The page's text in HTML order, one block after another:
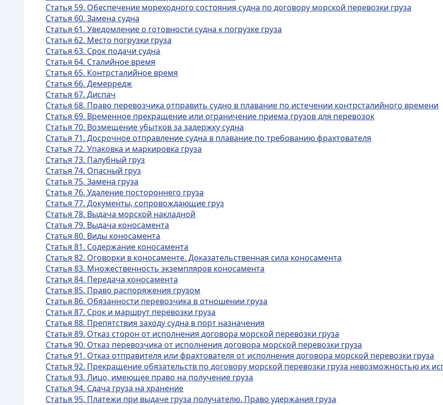
Статья 59. Обеспечение мореходного состояния судна по договору морской перевозки груза
Статья 60. Замена судна
Статья 61. Уведомление о готовности судна к погрузке груза
Статья 62. Место погрузки груза
Статья 63. Срок подачи судна
Статья 64. Сталийное время
Статья 65. Контрсталийное время
Статья 66. Демерредж
Статья 67. Диспач
Статья 68. Право перевозчика отправить судно в плавание по истечении контрсталийного времени
Статья 69. Временное прекращение или ограничение приема грузов для перевозок
Статья 70. Возмещение убытков за задержку судна
Статья 71. Досрочное отправление судна в плавание по требованию фрахтователя
Статья 72. Упаковка и маркировка груза
Статья 73. Палубный груз
Статья 74. Опасный груз
Статья 75. Замена груза
Статья 76. Удаление постороннего груза
Статья 77. Документы, сопровождающие груз
Статья 78. Выдача морской накладной
Статья 79. Выдача коносамента
Статья 80. Виды коносамента
Статья 81. Содержание коносамента
Статья 82. Оговорки в коносаменте. Доказательственная сила коносамента
Статья 83. Множественность экземпляров коносамента
Статья 84. Передача коносамента
Статья 85. Право распоряжения грузом
Статья 86. Обязанности перевозчика в отношении груза
Статья 87. Срок и маршрут перевозки груза
Статья 88. Препятствия заходу судна в порт назначения
Статья 89. Отказ сторон от исполнения договора морской перевозки груза
Статья 90. Отказ перевозчика от исполнения договора морской перевозки груза
Статья 91. Отказ отправителя или фрахтователя от исполнения договора морской перевозки груза
Статья 92. Прекращение обязательств по договору морской перевозки груза невозможностью их
Статья 93. Лицо, имеющее право на получение груза
Статья 94. Сдача груза на хранение
Статья 95. Платежи при выдаче груза получателю. Право удержания груза